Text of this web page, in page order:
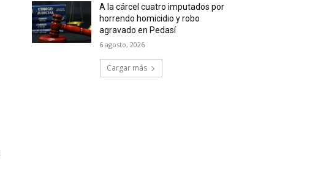
A la cárcel cuatro imputados por
horrendo homicidio y robo
agravado en Pedasí
6 agosto, 2026
Cargar más